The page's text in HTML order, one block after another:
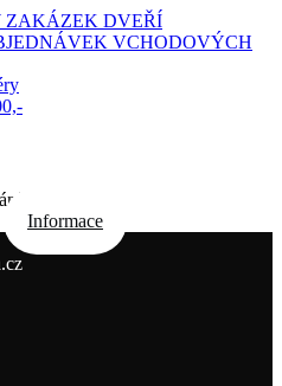
ZAKÁZEK DVEŘÍ
VCHODOVÝCH
e-mailem
Informace